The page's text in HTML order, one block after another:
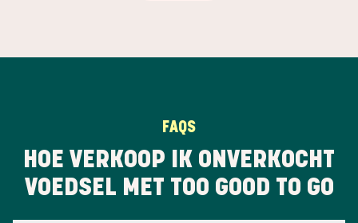
FAQS
HOE VERKOOP IK ONVERKOCHT
VOEDSEL MET TOO GOOD TO GO